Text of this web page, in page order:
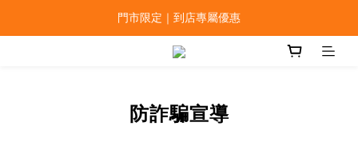
門市限定｜到店專屬優惠
防詐騙宣導